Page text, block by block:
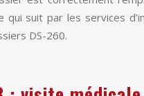
qui suit par les services
DS-260.